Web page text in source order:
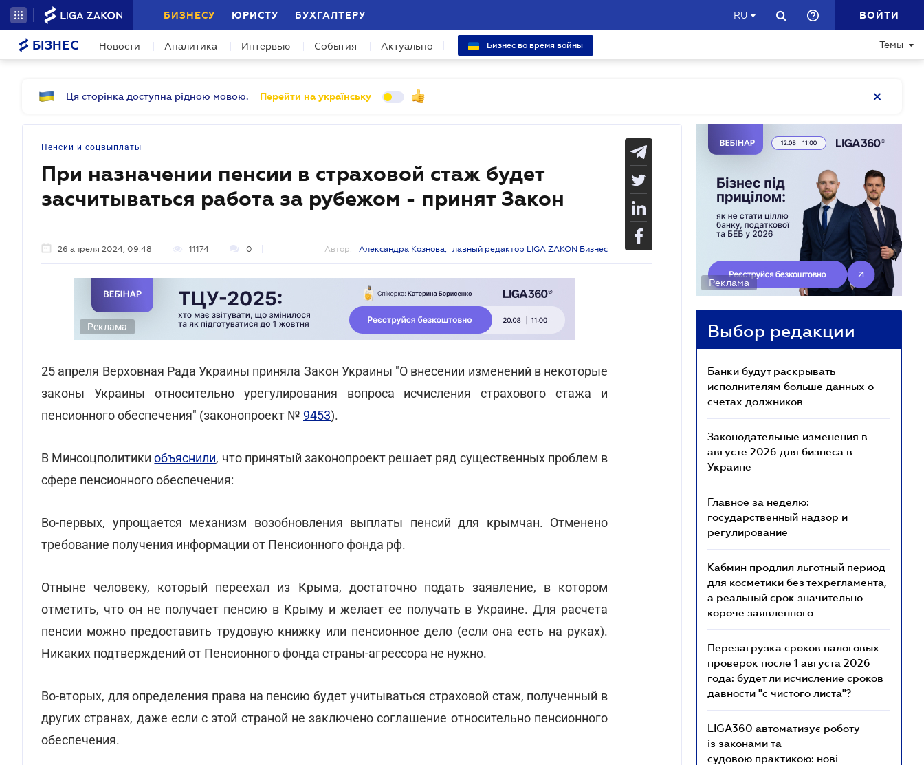
БИЗНЕСУ ЮРИСТУ БУХГАЛТЕРУ RU ВОЙТИ
БІЗНЕС Новости Аналитика Интервью События Актуально Бизнес во время войны Темы
Ця сторінка доступна рідною мовою. Перейти на українську
Пенсии и соцвыплаты
При назначении пенсии в страховой стаж будет
засчитываться работа за рубежом - принят Закон
26 апреля 2024, 09:48 11174 0 Автор: Александра Кознова, главный редактор LIGA ZAKON Бизнес
Реклама
25 апреля Верховная Рада Украины приняла Закон Украины "О внесении изменений в некоторые
законы Украины относительно урегулирования вопроса исчисления страхового стажа и
пенсионного обеспечения" (законопроект № 9453).
В Минсоцполитикиобъяснили, что принятый законопроект решает ряд существенных проблем в
сфере пенсионного обеспечения:
Во-первых, упрощается механизм возобновления выплаты пенсий для крымчан. Отменено
требование получения информации от Пенсионного фонда рф.
Отныне человеку, который переехал из Крыма, достаточно подать заявление, в котором
отметить, что он не получает пенсию в Крыму и желает ее получать в Украине. Для расчета
пенсии можно предоставить трудовую книжку или пенсионное дело (если она есть на руках).
Никаких подтверждений от Пенсионного фонда страны-агрессора не нужно.
Во-вторых, для определения права на пенсию будет учитываться страховой стаж, полученный в
других странах, даже если с этой страной не заключено соглашение относительно пенсионного
обеспечения.
Реклама
Выбор редакции
Банки будут раскрывать
исполнителям больше данных о
счетах должников
Законодательные изменения в
августе 2026 для бизнеса в
Украине
Главное за неделю:
государственный надзор и
регулирование
Кабмин продлил льготный период
для косметики без техрегламента,
а реальный срок значительно
короче заявленного
Перезагрузка сроков налоговых
проверок после 1 августа 2026
года: будет ли исчисление сроков
давности "с чистого листа"?
LIGA360 автоматизує роботу
із законами та
судовою практикою: нові